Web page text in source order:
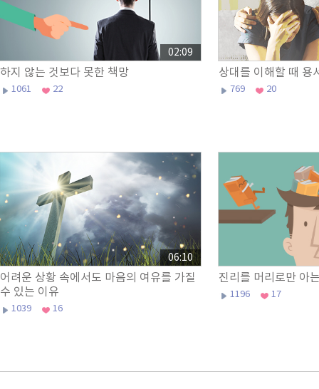
하지 않는 것보다 못한 책망
1061 22
02:09
상대를 이해할 때 용
769 20
어려운 상황 속에서도 마음의 여유를 가질
수 있는 이유
1039 16
06:10
진리를 머리로만 아
1196 17